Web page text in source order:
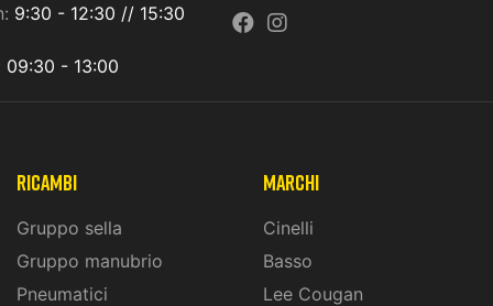
9:30 - 12:30 // 15:30
09:30 - 13:00
ricambi
Gruppo sella
Gruppo manubrio
Pneumatici
marchi
Cinelli
Basso
Lee Cougan